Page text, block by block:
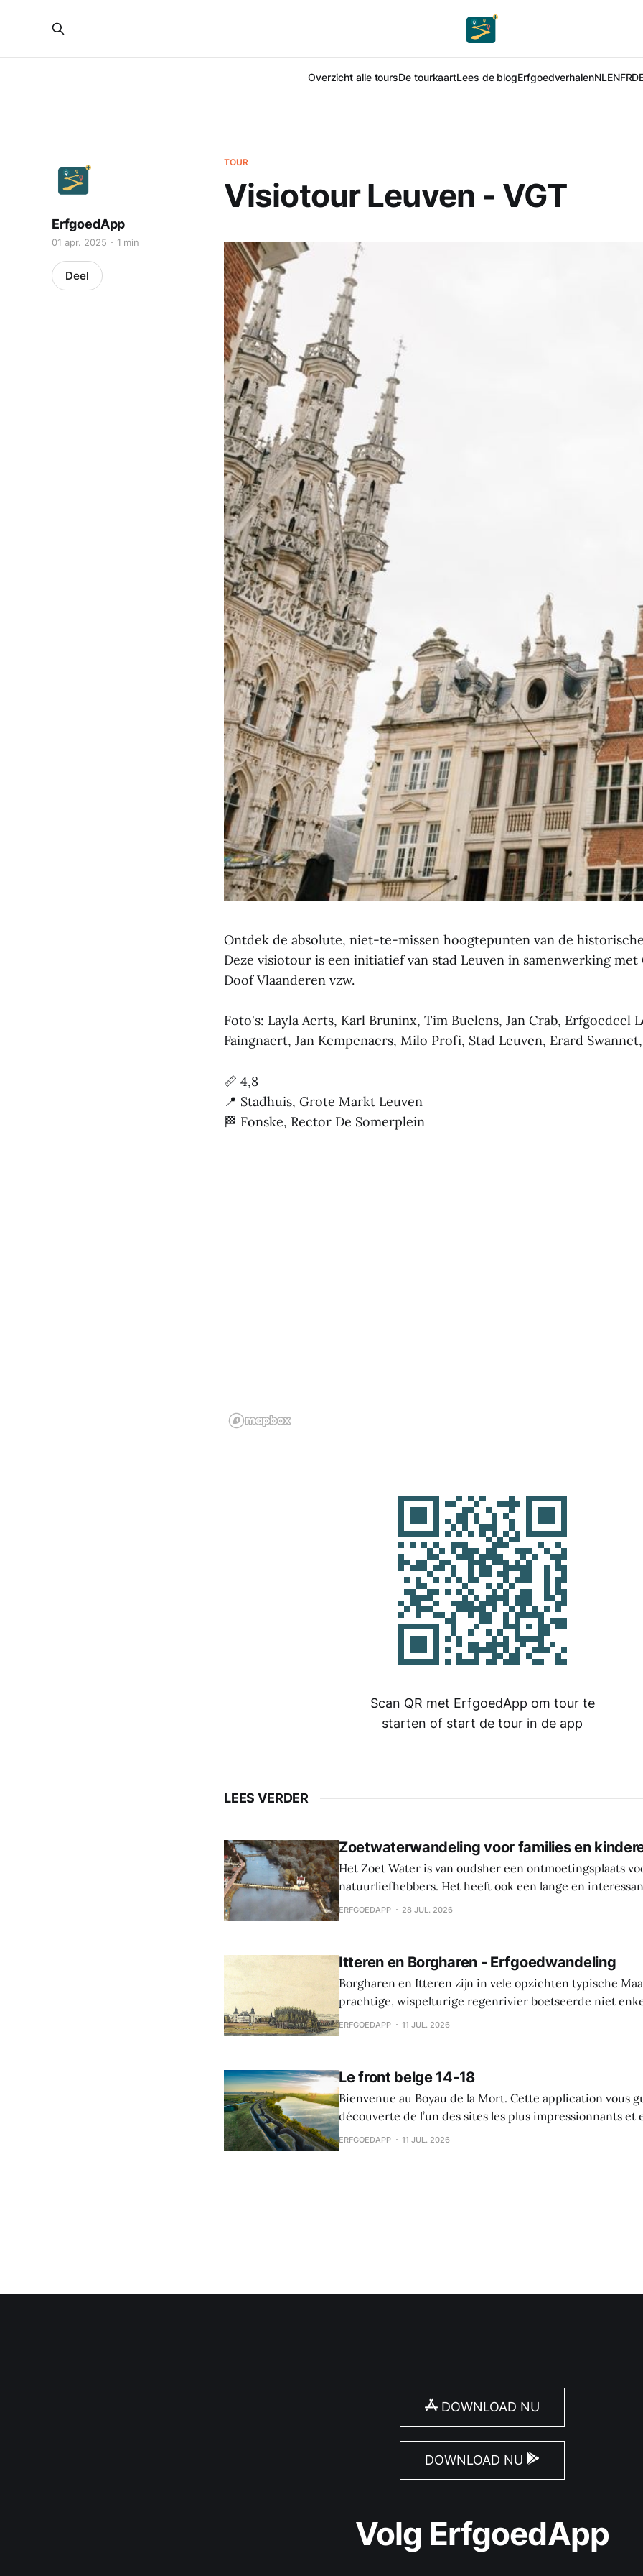
Overzicht alle toursDe tourkaartLees de blogErfgoedverhalenNLENFR
TOUR
Visiotour Leuven - VGT
ErfgoedApp
01 apr. 2025 1 min
Deel
Ontdek de absolute, niet-te-missen hoogtepunten van de
Deze visiotour is een initiatief van stad Leuven in samenwerking
Doof Vlaanderen vzw.
Foto's: Layla Aerts, Karl Bruninx, Tim Buelens, Jan Crab, Erfgoedcel
Faingnaert, Jan Kempenaers, Milo Profi, Stad Leuven, Erard
📏 4,8
📍 Stadhuis, Grote Markt Leuven
🏁 Fonske, Rector De Somerplein
Scan QR met ErfgoedApp om tour te
starten of start de tour in de app
LEES VERDER
Zoetwaterwandeling voor families en
Het Zoet Water is van oudsher een ontmoetingsplaats
natuurliefhebbers. Het heeft ook een lange en
Hier werden sporen gevonden van bewoning en
ERFGOEDAPP 28 JUL. 2026
Itteren en Borgharen - Erfgoedwandeling
Borgharen en Itteren zijn in vele opzichten typische
prachtige, wispelturige regenrivier boetseerde niet
landschap, maar gaf ook mee vorm aan de levens van de
ERFGOEDAPP 11 JUL. 2026
Le front belge 14-18
Bienvenue au Boyau de la Mort. Cette application vous
découverte de l’un des sites les plus impressionnants et
la Première Guerre mondiale dans le Westhoek. Le
ERFGOEDAPP 11 JUL. 2026
DOWNLOAD NU
DOWNLOAD NU
Volg ErfgoedApp